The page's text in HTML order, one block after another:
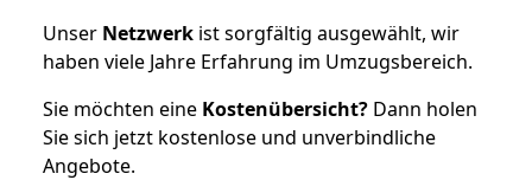
Unser Netzwerk ist sorgfältig ausgewählt, wir
haben viele Jahre Erfahrung im Umzugsbereich.
Sie möchten eine Kostenübersicht? Dann holen
Sie sich jetzt kostenlose und unverbindliche
Angebote.